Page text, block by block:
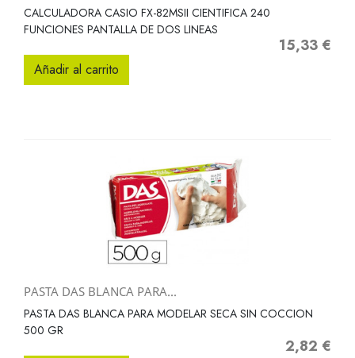
CALCULADORA CASIO FX-82MSII CIENTIFICA 240
FUNCIONES PANTALLA DE DOS LINEAS
Precio
15,33 €
Añadir al carrito
PASTA DAS BLANCA PARA...
PASTA DAS BLANCA PARA MODELAR SECA SIN COCCION
500 GR
Precio
2,82 €